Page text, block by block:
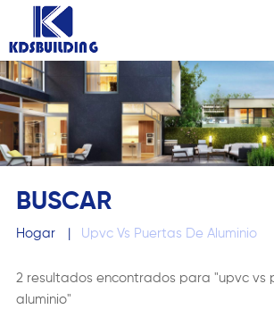
BUSCAR
Hogar | Upvc Vs Puertas De Aluminio
2 resultados encontrados para "upvc vs
aluminio"